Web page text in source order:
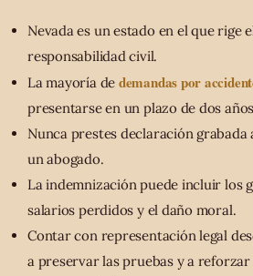
Nevada es un estado en el que rige
responsabilidad civil.
La mayoría de demandas por
presentarse en un plazo de dos
Nunca prestes declaración grabada
un abogado.
La indemnización puede incluir los
salarios perdidos y el daño moral.
Contar con representación legal
a preservar las pruebas y a